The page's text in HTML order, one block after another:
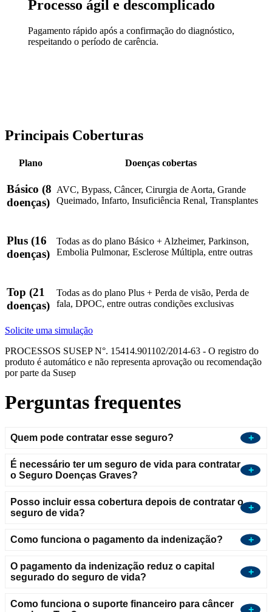
Processo ágil e descomplicado
Pagamento rápido após a confirmação do diagnóstico,
respeitando o período de carência.
Principais Coberturas
Plano Doenças cobertas
Básico (8
doenças)
AVC, Bypass, Câncer, Cirurgia de Aorta, Grande
Queimado, Infarto, Insuficiência Renal, Transplantes
Plus (16
doenças)
Todas as do plano Básico + Alzheimer, Parkinson,
Embolia Pulmonar, Esclerose Múltipla, entre outras
Top (21
doenças)
Todas as do plano Plus + Perda de visão, Perda de
fala, DPOC, entre outras condições exclusivas
Solicite uma simulação
PROCESSOS SUSEP N°. 15414.901102/2014-63 - O registro do
produto é automático e não representa aprovação ou recomendação
por parte da Susep
Perguntas frequentes
Quem pode contratar esse seguro?
É necessário ter um seguro de vida para contratar
o Seguro Doenças Graves?
Posso incluir essa cobertura depois de contratar o
seguro de vida?
Como funciona o pagamento da indenização?
O pagamento da indenização reduz o capital
segurado do seguro de vida?
Como funciona o suporte financeiro para câncer